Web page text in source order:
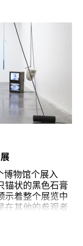
。（附近的丰田
有名的也是纺
球化浪潮的冲击
变成艺术的展示
艺术团体the
（Lawrence
个群展，王虹
《The Musical
》。
了五对夫妇，
子，请他们返
个工厂在虎
我的父母至今
事认识的很特
方；我在附属
所也是在工厂
出口─原来有
尾工厂的产品
组讨论，参与者
博物馆个展入
锚状的黑色石膏
示着整个展览中
在其他的参观者